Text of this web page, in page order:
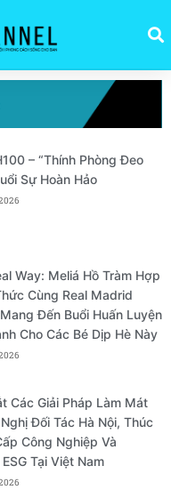
– “Thính Phòng Đeo
Sự Hoàn Hảo
Way: Meliá Hồ Tràm Hợp
Cùng Real Madrid
Đến Buổi Huấn Luyện
Cho Các Bé Dịp Hè Này
Các Giải Pháp Làm Mát
Đối Tác Hà Nội, Thúc
Công Nghiệp Và
Tại Việt Nam